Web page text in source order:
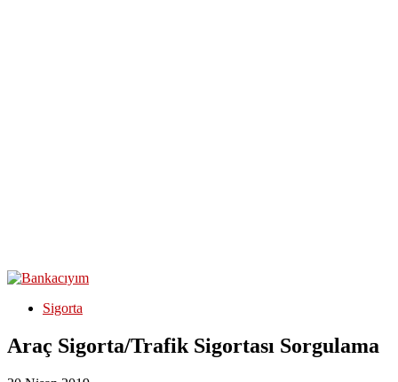
Sigorta
Araç Sigorta/Trafik Sigortası Sorgulama